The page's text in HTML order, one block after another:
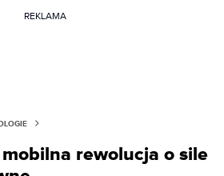
REKLAMA
rewolucja o sile